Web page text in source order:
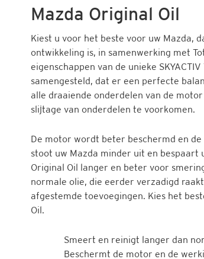
Mazda Original Oil
Kiest u voor het beste voor uw Mazda,
ontwikkeling is, in samenwerking met
eigenschappen van de unieke
samengesteld, dat er een perfecte
alle draaiende onderdelen van de
slijtage van onderdelen te voorkomen.
De motor wordt beter beschermd en
stoot uw Mazda minder uit en bespaart
Original Oil langer en beter voor
normale olie, die eerder verzadigd
afgestemde toevoegingen. Kies het
Oil.
Smeert en reinigt langer dan
Beschermt de motor en de